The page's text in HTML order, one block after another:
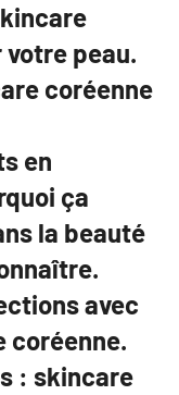
peau.
coréenne
en
ça
la beauté
avec
coréenne.
: skincare